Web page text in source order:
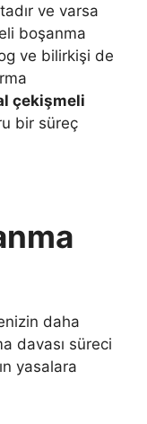
ve varsa
boşanma
ve bilirkişi de
çekişmeli
bir süreç
daha
davası süreci
yasalara